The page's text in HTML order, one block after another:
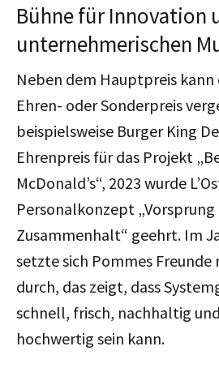
Bühne für Innovation
unternehmerischen
Neben dem Hauptpreis kann
Ehren- oder Sonderpreis
beispielsweise Burger King
Ehrenpreis für das Projekt
McDonald’s“, 2023 wurde
Personalkonzept „Vorsprung
Zusammenhalt“ geehrt. Im
setzte sich Pommes
durch, das zeigt, dass
schnell, frisch, nachhaltig
hochwertig sein kann.